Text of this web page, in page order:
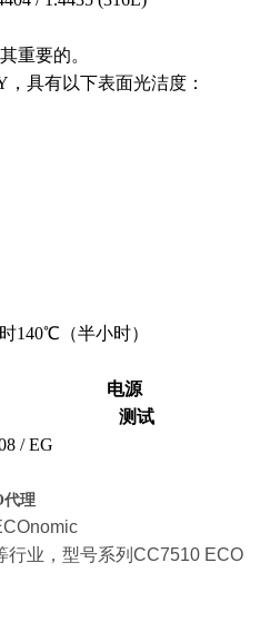
式
重要的。
具有以下表面光洁度：
（半小时）
源
测试
/ EG
代理
行业，型号系列CC7510 ECO